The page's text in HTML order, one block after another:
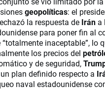
geopolíticas: el
la respuesta de Irán a
para poner fin al
inaceptable”, lo
los precios del
y de seguridad,
plan definido respecto a
naval estadounidense